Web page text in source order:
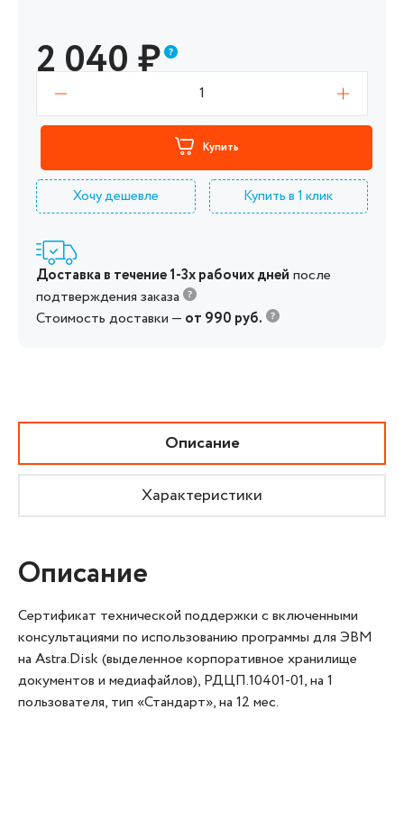
2 040₽
1
Купить
Хочу дешевле Купить в 1 клик
Доставка в течение 1-3х рабочих дней после
подтверждения заказа
Стоимость доставки — от 990 руб.
Описание
Характеристики
Описание
Сертификат технической поддержки с включенными
консультациями по использованию программы для ЭВМ
на Astra.Disk (выделенное корпоративное хранилище
документов и медиафайлов), РДЦП.10401-01, на 1
пользователя, тип «Стандарт», на 12 мес.